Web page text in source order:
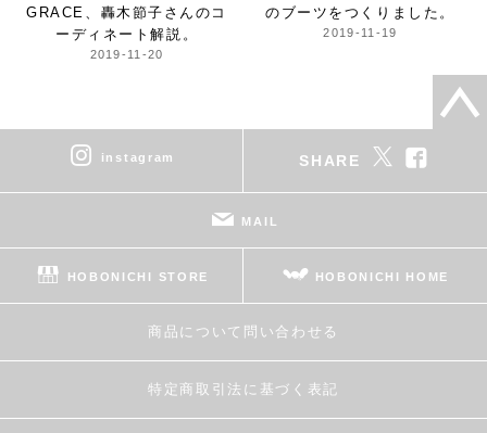
GRACE、 轟木節子さんのコ
ーディネート解説。
2019-11-20
のブーツをつくりました。
2019-11-19
instagram SHARE
MAIL
HOBONICHI STORE HOBONICHI HOME
商品について問い合わせる
特定商取引法に基づく表記